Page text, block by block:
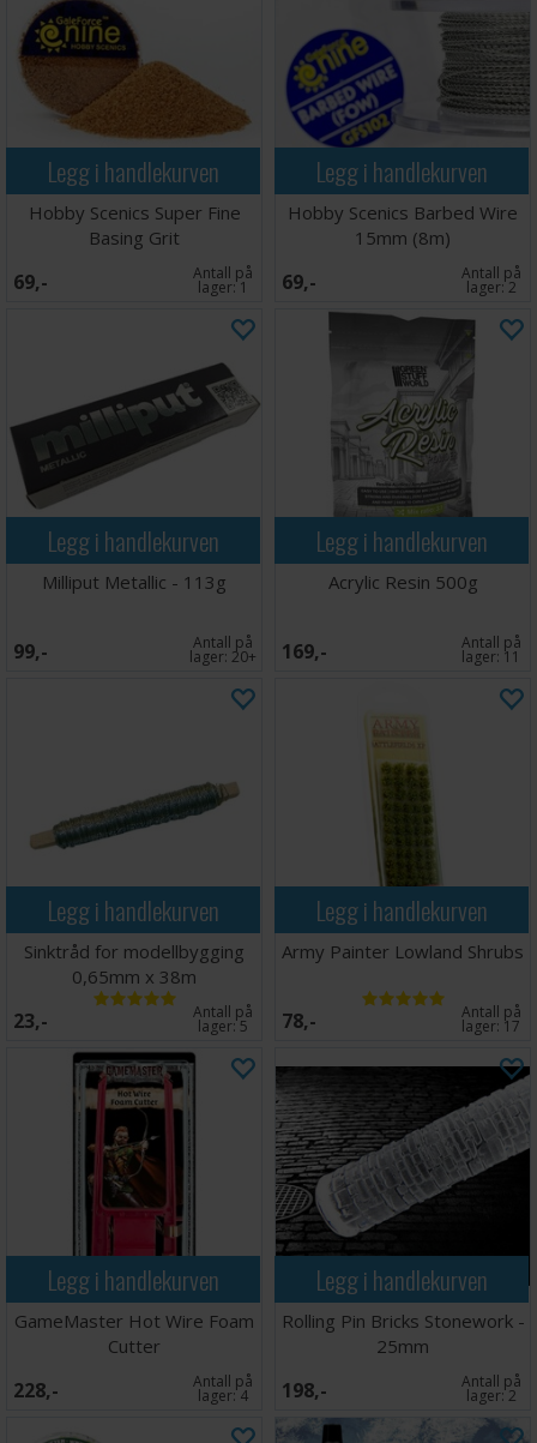
Legg i handlekurven
Hobby Scenics Super Fine
Basing Grit
69,- Antall på
lager:1
Legg i handlekurven
Hobby Scenics Barbed Wire
15mm (8m)
69,- Antall på
lager:2
Legg i handlekurven
Milliput Metallic - 113g
99,- Antall på
lager: 20+
Legg i handlekurven
Acrylic Resin 500g
169,- Antall på
lager: 11
Legg i handlekurven
Sinktråd for modellbygging
0,65mm x 38m
23,- Antall på
lager:5
Legg i handlekurven
Army Painter Lowland Shrubs
78,- Antall på
lager: 17
Legg i handlekurven
GameMaster Hot Wire Foam
Cutter
228,- Antall på
lager:4
Legg i handlekurven
Rolling Pin Bricks Stonework -
25mm
198,- Antall på
lager:2